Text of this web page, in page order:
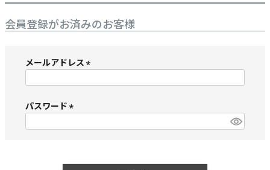
会員登録がお済みのお客様
メールアドレス
)
パスワード